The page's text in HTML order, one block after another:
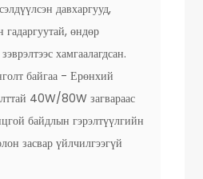
давхаргууд,
гадаргуутай, өндөр
хамгаалагдсан.
байгаа - Ерөнхий
40W/80W загвараас
байдлын гэрэлтүүлгийн
засвар үйлчилгээгүй